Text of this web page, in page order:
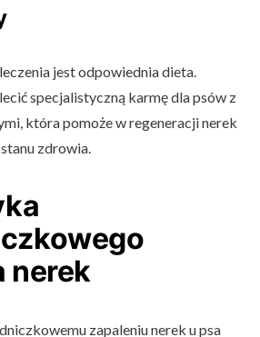
jest odpowiednia dieta.
specjalistyczną karmę dla psów z
która pomoże w regeneracji nerek
zdrowia.
nerek
zapaleniu nerek u psa